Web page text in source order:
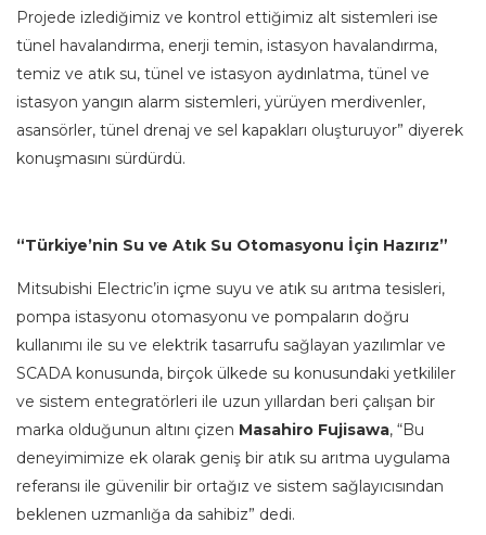
Projede izlediğimiz ve kontrol ettiğimiz alt sistemleri ise
tünel havalandırma, enerji temin, istasyon havalandırma,
temiz ve atık su, tünel ve istasyon aydınlatma, tünel ve
istasyon yangın alarm sistemleri, yürüyen merdivenler,
asansörler, tünel drenaj ve sel kapakları oluşturuyor” diyerek
konuşmasını sürdürdü.
“Türkiye’nin Su ve Atık Su Otomasyonu İçin Hazırız”
Mitsubishi Electric’in içme suyu ve atık su arıtma tesisleri,
pompa istasyonu otomasyonu ve pompaların doğru
kullanımı ile su ve elektrik tasarrufu sağlayan yazılımlar ve
SCADA konusunda, birçok ülkede su konusundaki yetkililer
ve sistem entegratörleri ile uzun yıllardan beri çalışan bir
marka olduğunun altını çizen Masahiro Fujisawa, “Bu
deneyimimize ek olarak geniş bir atık su arıtma uygulama
referansı ile güvenilir bir ortağız ve sistem sağlayıcısından
beklenen uzmanlığa da sahibiz” dedi.